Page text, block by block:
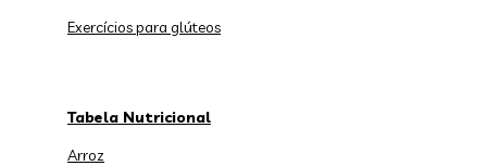
Exercícios para glúteos
Tabela Nutricional
Arroz